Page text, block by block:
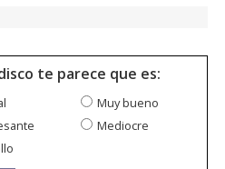
te parece que es:
Muy bueno
Mediocre